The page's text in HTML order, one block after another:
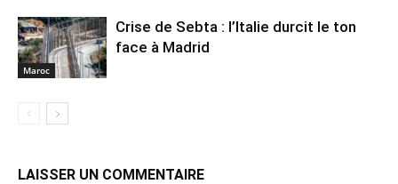
Maroc
Crise de Sebta : l’Italie durcit le ton
face à Madrid
LAISSER UN COMMENTAIRE